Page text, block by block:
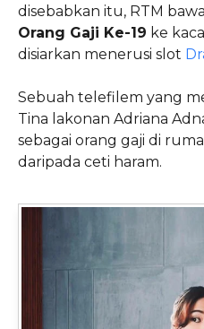
disebabkan itu, RTM
Orang Gaji Ke-19 ke
disiarkan menerusi slot
Sebuah telefilem yang
Tina lakonan Adriana
sebagai orang gaji di
daripada ceti haram.